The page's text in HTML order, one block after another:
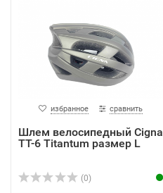
избранное сравнить
Шлем велосипедный Cigna
TT-6 Titantum размер L
(0)